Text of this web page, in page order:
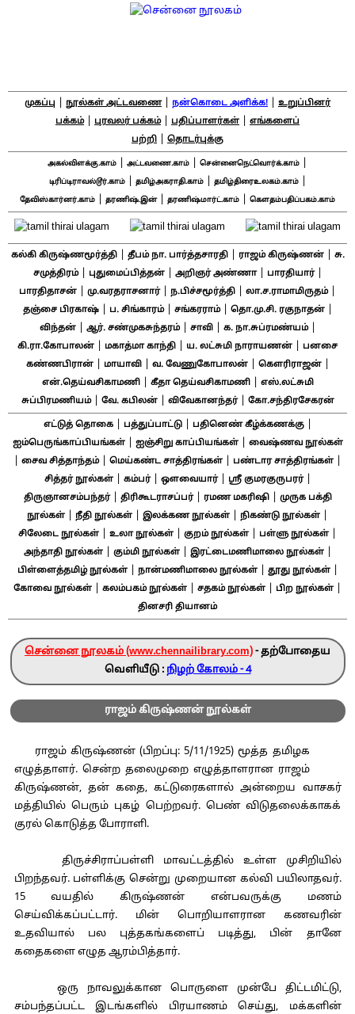
முகப்பு நூல்கள் அட்டவணை| நன்கொடை அளிக்க!
உறுப்பினர்
பக்கம்| புரவலர் பக்கம்| பதிப்பாளர்கள்
எங்களைப்
பற்றி
தொடர்புக்கு
அகல்விளக்கு.காம் அட்டவணை.காம் சென்னைநெட்வொர்க்.காம்
டிரிப்டிராவல்டூர்.காம்| தமிழ்அகராதி.காம்| தமிழ்திரைஉலகம்.காம்|
தேவிஸ்கார்னர்.காம் தரணிஷ்.இன்| தரணிஷ்மார்ட்.காம் கௌதம்பதிப்பகம்.காம்
கல்கி கிருஷ்ணமூர்த்தி| தீபம் நா. பார்த்தசாரதி| ராஜம் கிருஷ்ணன்|
சு.
சமுத்திரம்| புதுமைப்பித்தன்| அறிஞர் அண்ணா| பாரதியார்|
பாரதிதாசன் மு.வரதராசனார்| ந.பிச்சமூர்த்தி லா.ச.ராமாமிருதம்|
தஞ்சை பிரகாஷ்| ப. சிங்காரம்| சங்கரராம்| தொ.மு.சி. ரகுநாதன்|
விந்தன்| ஆர். சண்முகசுந்தரம்| சாவி| க. நா.சுப்ரமண்யம்|
கி.ரா.கோபாலன் மகாத்மா காந்தி ய. லட்சுமி நாராயணன்
பனசை
கண்ணபிரான்| மாயாவி| வ. வேணுகோபாலன்| கௌரிராஜன்|
என்.தெய்வசிகாமணி| கீதா தெய்வசிகாமணி|
எஸ்.லட்சுமி
சுப்பிரமணியம்| வே. கபிலன்| விவேகானந்தர்| கோ.சந்திரசேகரன்
எட்டுத் தொகை| பத்துப்பாட்டு| பதினெண் கீழ்க்கணக்கு|
ஐம்பெருங்காப்பியங்கள்| ஐஞ்சிறு காப்பியங்கள்| வைஷ்ணவ நூல்கள்
சைவ சித்தாந்தம்| மெய்கண்ட சாத்திரங்கள் பண்டார சாத்திரங்கள்
சித்தர் நூல்கள்| கம்பர்| ஔவையார்| ஸ்ரீ குமரகுருபரர்|
திருஞானசம்பந்தர்| திரிகூடராசப்பர்| ரமண மகரிஷி|
முருக பக்தி
நூல்கள்
நீதி நூல்கள் இலக்கண நூல்கள் நிகண்டு நூல்கள்
சிலேடை நூல்கள் உலா நூல்கள் குறம் நூல்கள் பள்ளு நூல்கள்
அந்தாதி நூல்கள்| கும்மி நூல்கள்| இரட்டைமணிமாலை நூல்கள்|
பிள்ளைத்தமிழ் நூல்கள்| நான்மணிமாலை நூல்கள்| தூது நூல்கள்|
கோவை நூல்கள் கலம்பகம் நூல்கள் சதகம் நூல்கள் பிற நூல்கள்
தினசரி தியானம்
சென்னை நூலகம் (www.chennailibrary.com)- தற்போதைய
வெளியீடு : நிழற் கோலம் - 4
ராஜம் கிருஷ்ணன் நூல்கள்
ராஜம் கிருஷ்ணன் (பிறப்பு: 5/11/1925) மூத்த தமிழக
எழுத்தாளர். சென்ற தலைமுறை எழுத்தாளரான ராஜம்
கிருஷ்ணன், தன் கதை, கட்டுரைகளால் அன்றைய வாசகர்
மத்தியில் பெரும் புகழ் பெற்றவர். பெண் விடுதலைக்காகக்
குரல் கொடுத்த போராளி.
திருச்சிராப்பள்ளி மாவட்டத்தில் உள்ள முசிறியில்
பிறந்தவர். பள்ளிக்கு சென்று முறையான கல்வி பயிலாதவர்.
15 வயதில் கிருஷ்ணன் என்பவருக்கு மணம்
செய்விக்கப்பட்டார். மின் பொறியாளரான கணவரின்
உதவியால் பல புத்தகங்களைப் படித்து, பின் தானே
கதைகளை எழுத ஆரம்பித்தார்.
ஒரு நாவலுக்கான பொருளை முன்பே திட்டமிட்டு,
சம்பந்தப்பட்ட இடங்களில் பிரயாணம் செய்து, மக்களின்